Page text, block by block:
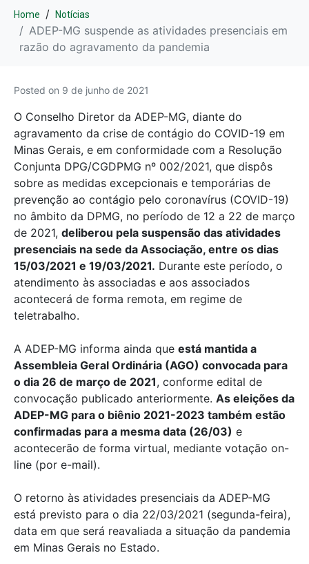
Home Notícias
ADEP-MG suspende as atividades presenciais em
razão do agravamento da pandemia
Posted on 9 de junho de 2021
O Conselho Diretor da ADEP-MG, diante do
agravamento da crise de contágio do COVID-19 em
Minas Gerais, e em conformidade com a Resolução
Conjunta DPG/CGDPMG nº 002/2021, que dispôs
sobre as medidas excepcionais e temporárias de
prevenção ao contágio pelo coronavírus (COVID-19)
no âmbito da DPMG, no período de 12 a 22 de março
de 2021, deliberou pela suspensão das atividades
presenciais na sede da Associação, entre os dias
15/03/2021 e 19/03/2021. Durante este período, o
atendimento às associadas e aos associados
acontecerá de forma remota, em regime de
teletrabalho.
A ADEP-MG informa ainda que está mantida a
Assembleia Geral Ordinária (AGO) convocada para
o dia 26 de março de 2021, conforme edital de
convocação publicado anteriormente. As eleições da
ADEP-MG para o biênio 2021-2023 também estão
confirmadas para a mesma data (26/03) e
acontecerão de forma virtual, mediante votação on-
line (por e-mail).
O retorno às atividades presenciais da ADEP-MG
está previsto para o dia 22/03/2021 (segunda-feira),
data em que será reavaliada a situação da pandemia
em Minas Gerais no Estado.